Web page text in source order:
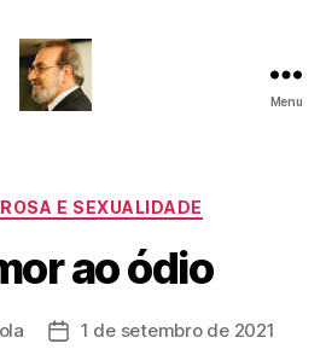
Psicanalista
e
Terapeuta
Familiar
Menu
Categorias
E SEXUALIDADE
ao ódio
Data1 de setembro de 2021